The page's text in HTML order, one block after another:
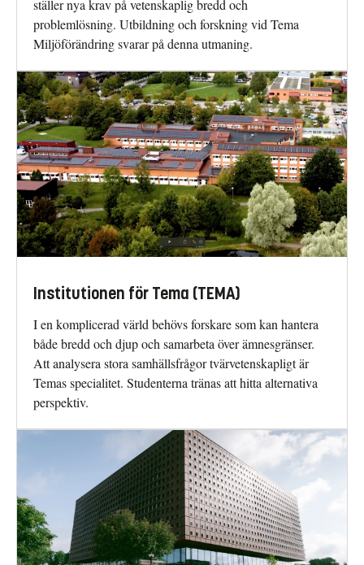
ställer nya krav på vetenskaplig bredd och
problemlösning. Utbildning och forskning vid Tema
Miljöförändring svarar på denna utmaning.
Institutionen för Tema (TEMA)
I en komplicerad värld behövs forskare som kan hantera
både bredd och djup och samarbeta över ämnesgränser.
Att analysera stora samhällsfrågor tvärvetenskapligt är
Temas specialitet. Studenterna tränas att hitta alternativa
perspektiv.